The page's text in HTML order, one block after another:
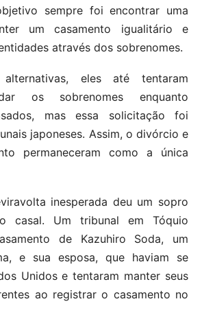
sempre foi encontrar uma
um casamento igualitário e
através dos sobrenomes.
eles até tentaram
os sobrenomes enquanto
mas essa solicitação foi
japoneses. Assim, o divórcio e
permaneceram como a única
inesperada deu um sopro
casal. Um tribunal em Tóquio
de Kazuhiro Soda, um
e sua esposa, que haviam se
Unidos e tentaram manter seus
ao registrar o casamento no